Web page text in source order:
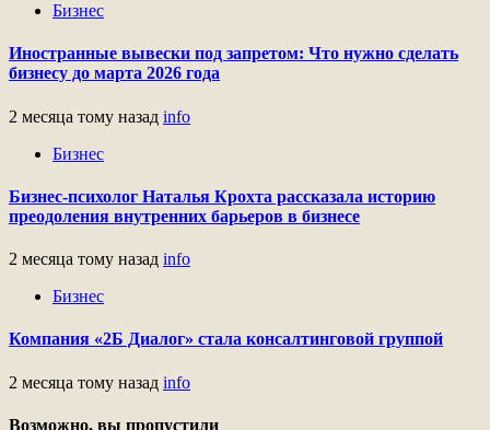
Бизнес
Иностранные вывески под запретом: Что нужно сделать
бизнесу до марта 2026 года
2 месяца тому назад info
Бизнес
Бизнес-психолог Наталья Крохта рассказала историю
преодоления внутренних барьеров в бизнесе
2 месяца тому назад info
Бизнес
Компания «2Б Диалог» стала консалтинговой группой
2 месяца тому назад info
Возможно, вы пропустили